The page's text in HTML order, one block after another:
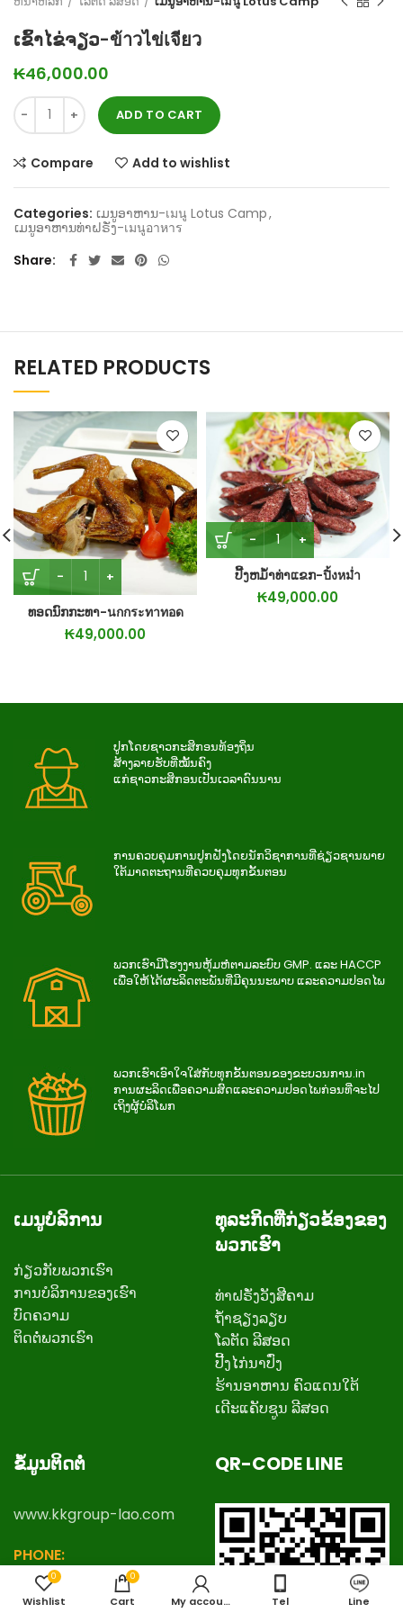
ເຂົ້າໄຂ່ຈຽວ-ข้าวไข่เจียว
₭46,000.00
ADD TO CART
Compare Add to wishlist
Categories: ເມນູອາຫານ-เมนู Lotus Camp,
ເມນູອາຫານທ່າຝຣັ່ງ-เมนูอาหาร
Share
RELATED PRODUCTS
ທອດນົກກະທາ-นกกระทาทอด
₭49,000.00
ປີ້ງຫມ້ຳທ່າແຂກ-ปิ้งหม่ำ
₭49,000.00
ປູກໂດຍຊາວກະສິກອນທ້ອງຖິ່ນ
ສ້າງລາຍຮັບທີ່ໝັ້ນຄົງ
ແກ່ຊາວກະສິກອນເປັນເວລາດົນນານ
ການ​ຄວບ​ຄຸມ​ການ​ປູກ​ຝັງ​ໂດຍ​ນັກ​ວິ​ຊາ​ການ​ທີ່​ຊ່ຽວ​ຊານ​ພາຍ​
ໃຕ້​ມາດ​ຕະ​ຖານ​ທີ່​ຄວບ​ຄຸມ​ທຸກ​ຂັ້ນ​ຕອນ
ພວກເຮົາມີໂຮງງານຫຸ້ມຫໍ່ຕາມລະບົບ GMP. ແລະ HACCP
ເພື່ອໃຫ້ໄດ້ຜະລິດຕະພັນທີ່ມີຄຸນນະພາບ ແລະຄວາມປອດໄພ
ພວກ​ເຮົາ​ເອົາ​ໃຈ​ໃສ່​ກັບ​ທຸກ​ຂັ້ນ​ຕອນ​ຂອງ​ຂະ​ບວນ​ການ.in
ການ​ຜະ​ລິດ​ເພື່ອ​ຄວາມ​ສົດ​ແລະ​ຄວາມ​ປອດ​ໄພ​ກ່ອນ​ທີ່​ຈະ​ໄປ​
ເຖິງ​ຜູ້​ບໍ​ລິ​ໂພກ
ເມນູບໍລິການ
ກ່ຽວ​ກັບ​ພວກ​ເຮົາ
ການບໍລິການຂອງເຮົາ
ບົດຄວາມ
ຕິດ​ຕໍ່​ພວກ​ເຮົາ
ທຸລະກິດທີ່ກ່ຽວຂ້ອງຂອງ
ພວກເຮົາ
ທ່າຝຣັ່ງວັງສີຄາມ
ຖ້ຳຊຽງລຽບ
ໂລຕັດ ລີສອດ
ປີ້ງໄກ່ນາປົ່ງ
ຮ້ານອາຫານ ຄົວແດນໃຕ້
ເດີະແຄັບຊູນ ລີສອດ
ຂໍ້ມູນຕິດຕໍ່
www.kkgroup-lao.com
PHONE:
8562057888777,
+8562057778888
QR-CODE LINE
0
Wishlist
0
Cart My account Tel Line